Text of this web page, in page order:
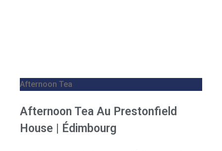
Afternoon Tea
Afternoon Tea Au Prestonfield
House | Édimbourg